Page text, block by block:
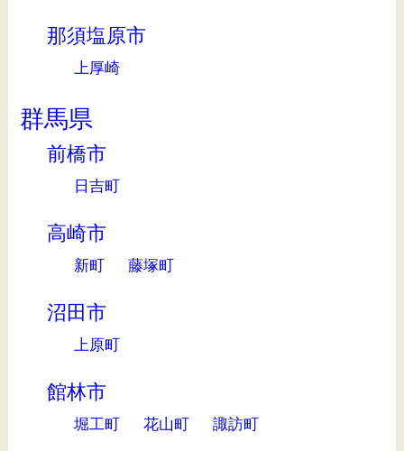
那須塩原市
上厚崎
群馬県
前橋市
日吉町
高崎市
新町 藤塚町
沼田市
上原町
館林市
堀工町 花山町 諏訪町